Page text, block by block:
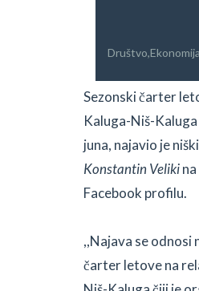
Društvo,Ekonomija
Sezonski čarter
Kaluga-Niš-
juna, najavio je
Konstantin Veliki
Facebook profilu.
,,Najava se odnosi
čarter letove na